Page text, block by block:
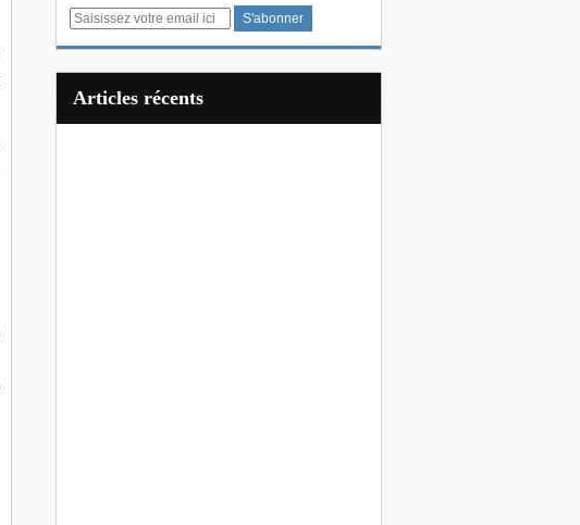
E
articles récents